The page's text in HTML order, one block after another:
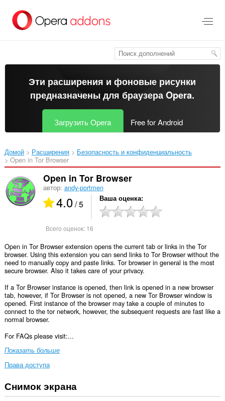
перейти
Эти расширения и фоновые рисунки
предназначены длябраузера Opera.
Загрузить Opera Free for Android
Домой Расширения
Безопасность и конфиденциальность
Open in Tor Browser‎
Open in Tor Browser
автор: andy-portmen
4.0/ 5 Ваша оценка
Всего оценок: 16
Open in Tor Browser extension opens the current tab or links in the Tor
browser. Using this extension you can send links to Tor Browser without the
need to manually copy and paste links. Tor browser in general is the most
secure browser. Also it takes care of your privacy.
If a Tor Browser instance is opened, then link is opened in a new browser
tab, however, if Tor Browser is not opened, a new Tor Browser window is
opened. First instance of the browser may take a couple of minutes to
connect to the tor network, however, the subsequent requests are fast like a
normal browser.
For FAQs please visit:...
Показать больше
Права доступа
У
этого
Снимок экрана